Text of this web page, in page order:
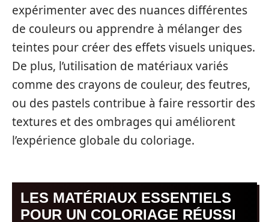
expérimenter avec des nuances différentes
de couleurs ou apprendre à mélanger des
teintes pour créer des effets visuels uniques.
De plus, l’utilisation de matériaux variés
comme des crayons de couleur, des feutres,
ou des pastels contribue à faire ressortir des
textures et des ombrages qui améliorent
l’expérience globale du coloriage.
LES MATÉRIAUX ESSENTIELS
POUR UN COLORIAGE RÉUSSI